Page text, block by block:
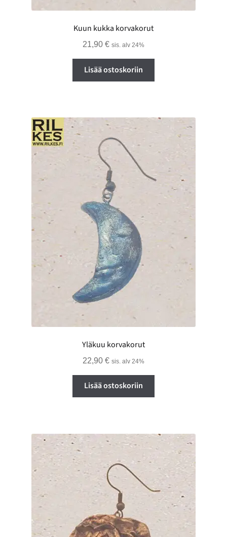
Kuun kukka korvakorut
21,90 € sis. alv 24%
Lisää ostoskoriin
Yläkuu korvakorut
22,90 € sis. alv 24%
Lisää ostoskoriin